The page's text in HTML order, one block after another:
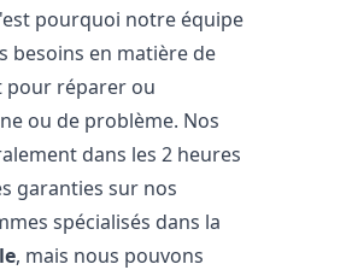
pourquoi notre équipe
besoins en matière de
pour réparer ou
ou de problème. Nos
dans les 2 heures
garanties sur nos
spécialisés dans la
, mais nous pouvons